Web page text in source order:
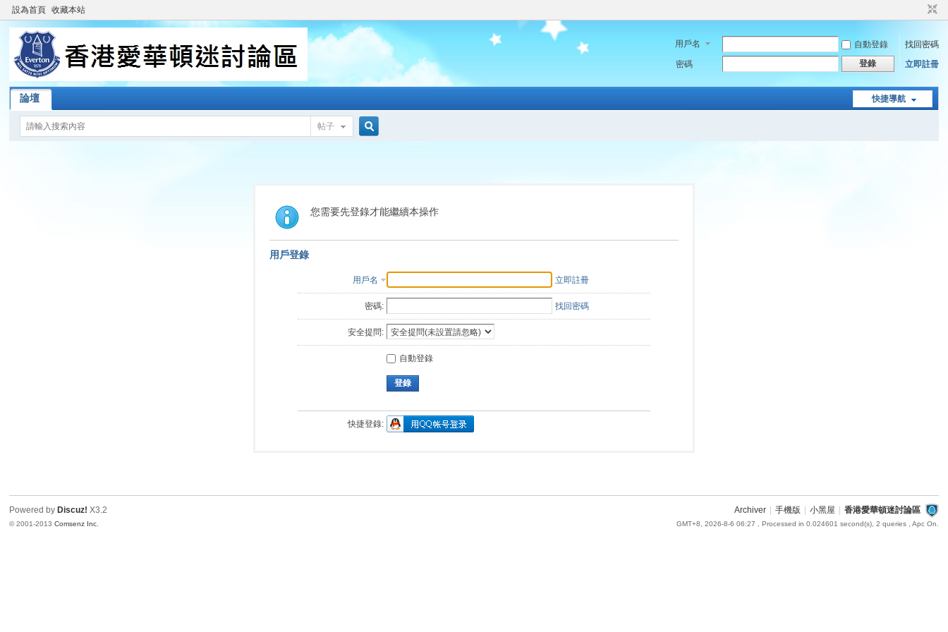
設為首頁 收藏本站
用戶名 自動登錄
找回密碼
密碼
登錄 立即註冊
快捷導航
論壇
帖子
索
您需要先登錄才能繼續本操作
用戶登錄
用戶名 立即註冊
密碼: 找回密碼
安全提問:
自動登錄
登錄
快捷登錄:
Archiver 手機版 小黑屋 香港愛華頓迷討論區
GMT+8, 2026-8-6 06:27 , Processed in 0.024601 second(s), 2 queries , Apc On.
Powered by Discuz! X3.2
© 2001-2013Comsenz Inc.